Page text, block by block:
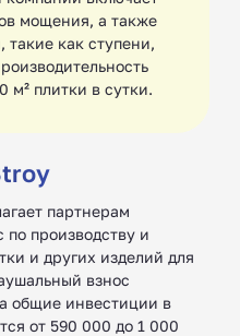
мощения, а также
такие как ступени,
м² плитки в сутки.
партнерам
по производству и
и других изделий для
взнос
общие инвестиции в
от 590 000 до 1 000